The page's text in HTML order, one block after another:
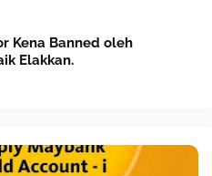
Kena Banned oleh
Elakkan.